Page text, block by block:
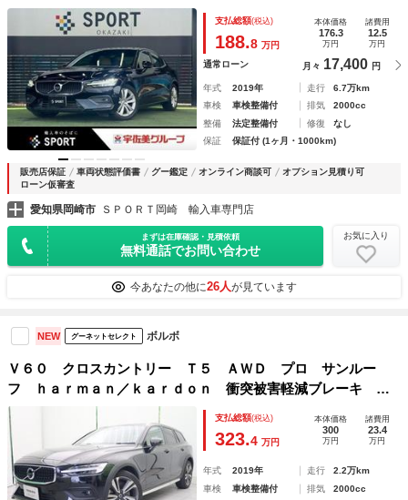
インドスポット／クリアランスソナー／パワーシート／シート
メモリー／シートヒーター／フルセグ／パーキングアシスト
支払総額(税込)
188.8 万円
本体価格
176.3
万円
諸費用
12.5
万円
通常ローン 月々 17,400 円
年式 2019年 走行
6.7万km
車検
車検整備付 排気
2000cc
整備
法定整備付 修復
なし
保証
保証付 (1ヶ月・1000km)
販売店保証 車両状態評価書 グー鑑定 オンライン商談可
オプション見積り可
ローン仮審査
愛知県岡崎市 ＳＰＯＲＴ岡崎 輸入車専門店
まずは在庫確認・見積依頼
無料通話でお問い合わせ
お気に入り
今あなたの他に26人が見ています
NEW グーネットセレクト ボルボ
Ｖ６０ クロスカントリー Ｔ５ ＡＷＤ プロ サンルー
フ ｈａｒｍａｎ／ｋａｒｄｏｎ 衝突被害軽減ブレーキ ３
６０°ビューカメラ レーダークルーズ 純正９インチナビ 禁
煙車 シートヒーター・シートベンチレーション メモリー機
能付パワーシート
支払総額(税込)
323.4 万円
本体価格
300
万円
諸費用
23.4
万円
年式 2019年 走行
2.2万km
車検
車検整備付 排気 2000cc